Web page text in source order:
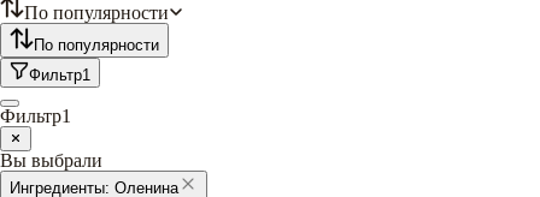
По популярности
По популярности
Фильтр1
Фильтр1
Вы выбрали
Ингредиенты: Оленина